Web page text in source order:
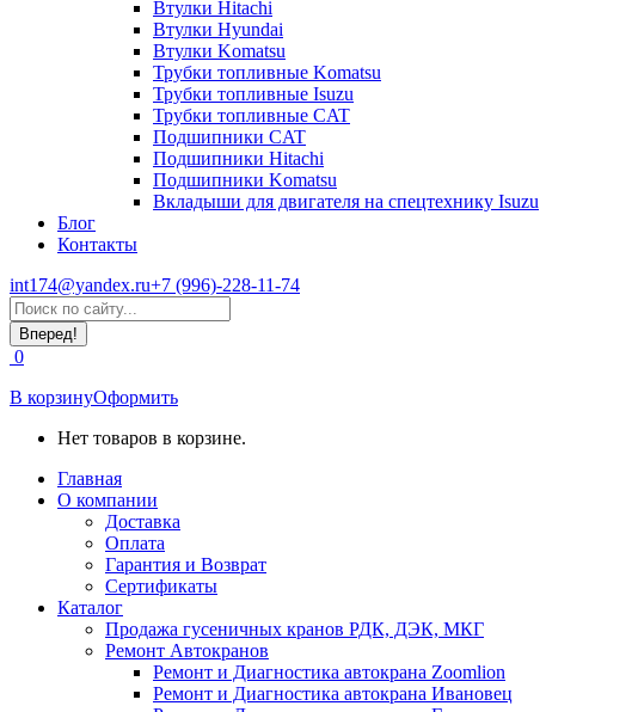
Втулки Hitachi
Втулки Hyundai
Втулки Komatsu
Трубки топливные Komatsu
Трубки топливные Isuzu
Трубки топливные CAT
Подшипники CAT
Подшипники Hitachi
Подшипники Komatsu
Вкладыши для двигателя на спецтехнику Isuzu
Блог
Контакты
int174@yandex.ru+7 (996)-228-11-74
Страница
WhatsApp
открывается
в
новом
окне
Поиск:
0
В корзинуОформить
Нет товаров в корзине.
Главная
О компании
Доставка
Оплата
Гарантия и Возврат
Сертификаты
Каталог
Продажа гусеничных кранов РДК, ДЭК, МКГ
Ремонт Автокранов
Ремонт и Диагностика автокрана Zoomlion
Ремонт и Диагностика автокрана Ивановец